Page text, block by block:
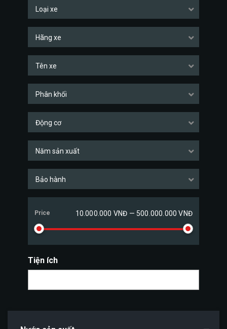
Loại xe
Hãng xe
Tên xe
Phân khối
Động cơ
Năm sản xuất
Bảo hành
Price 10.000.000 VNĐ — 500.000.000 VNĐ
Tiện ích